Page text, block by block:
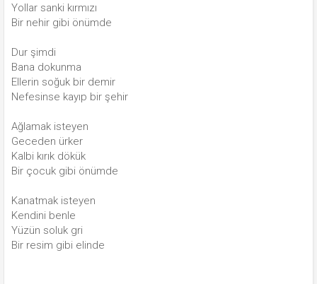
Yollar sanki kırmızı
Bir nehir gibi önümde
Dur şimdi
Bana dokunma
Ellerin soğuk bir demir
Nefesinse kayıp bir şehir
Ağlamak isteyen
Geceden ürker
Kalbi kırık dökük
Bir çocuk gibi önümde
Kanatmak isteyen
Kendini benle
Yüzün soluk gri
Bir resim gibi elinde